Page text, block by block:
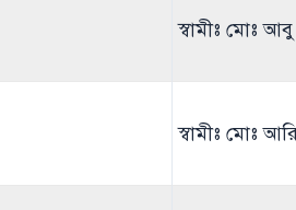
স্বামীঃ মোঃ
স্বামীঃ মোঃ